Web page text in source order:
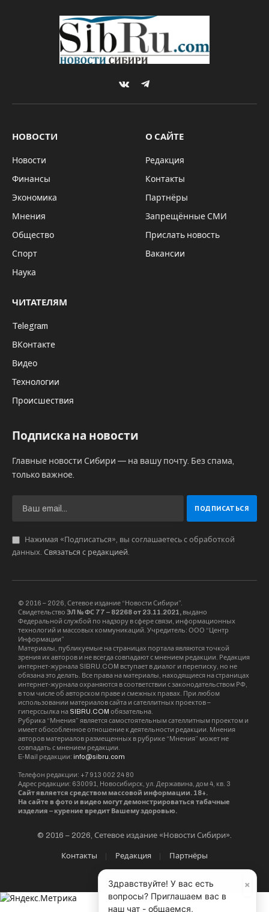
VKontakteTelegram
НОВОСТИ
Новости
Финансы
Экономика
Мнения
Общество
Спорт
Наука
О САЙТЕ
Редакция
Контакты
Партнёры
Запрещённые СМИ
Прислать новость
Вакансии
ЧИТАТЕЛЯМ
Telegram
ВКонтакте
Видео
Технологии
Происшествия
Подписка на новости
Главные новости Сибири — на вашу почту. Без спама,
только важное.
Нажимая «Подписаться», вы соглашаетесь с обработкой
данных. Связаться с редакцией.
© 2016 – 2026, Сетевое издание “Новости Сибири”.
Свидетельство ЭЛ № ФС 77 – 82268 от 23.11.2021, выдано
Федеральной службой по надзору в сфере связи, информационных
технологий и массовых коммуникаций. Учредитель: ООО “Центр
Информации”
Материалы, публикуемые на страницах портала являются точкой
зрения их авторов и не всегда совпадают с мнением редакции. Редакция
интернет-журнала SIBRU.COM вступает в диалог и переписку, но не
обязана это делать. Все права на материалы, находящиеся на страницах
интернет-журнала охраняются в соответствии с законодательством РФ,
в том числе об авторском праве и смежных правах. При любом
использовании материалов сайта и сателлитных проектов –
гиперссылка на SIBRU.COM обязательна.
Рубрика “Мнения” является самостоятельным сателлитным проектом и
имеет обособленное отношение к деятельности редакции. Мнения
авторов материалов размещенных в рубрике “Мнения” может не
совпадать с мнением редакции.
E-Mail редакции: info@sibru.com
Телефон редакции: +7 913 002 24 80
Адрес редакции: 630091, Новосибирск, ул. Державина, дом 4, кв. 3
Сайт является средством массовой информации. 18+.
На сайте в фото и видео могут демонстрироваться табачные
изделия – курение вредит Вашему здоровью.
© 2016 – 2026, Сетевое издание «Новости Сибири».
Контакты Редакция Партнёры
×
Здравствуйте! У вас есть
вопросы? Приглашаем вас в
наш чат - общаемся,